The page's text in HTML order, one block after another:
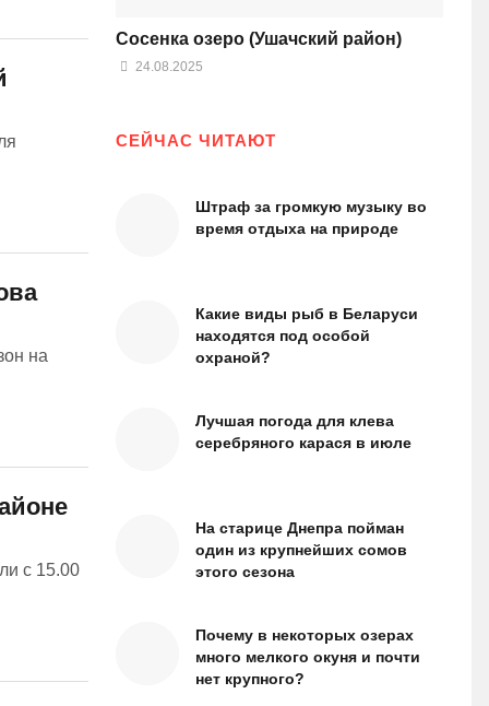
на
с 15.00
Сосенка озеро (Ушачский район)
24.08.2025
СЕЙЧАС ЧИТАЮТ
Штраф за громкую музыку во
время отдыха на природе
Какие виды рыб в Беларуси
находятся под особой
охраной?
Лучшая погода для клева
серебряного карася в июле
На старице Днепра пойман
один из крупнейших сомов
этого сезона
Почему в некоторых озерах
много мелкого окуня и почти
нет крупного?